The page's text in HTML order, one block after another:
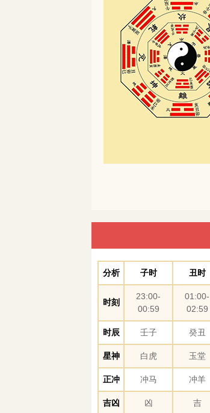
分析 子时 丑时
时刻
23:00-
00:59
01:00-
02:59
时辰 壬子 癸丑
星神 白虎 玉堂
正冲 冲马 冲羊
吉凶 凶 吉